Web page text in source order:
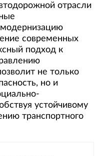
отрасли
современных
подход к
не только
но и
устойчивому
транспортного